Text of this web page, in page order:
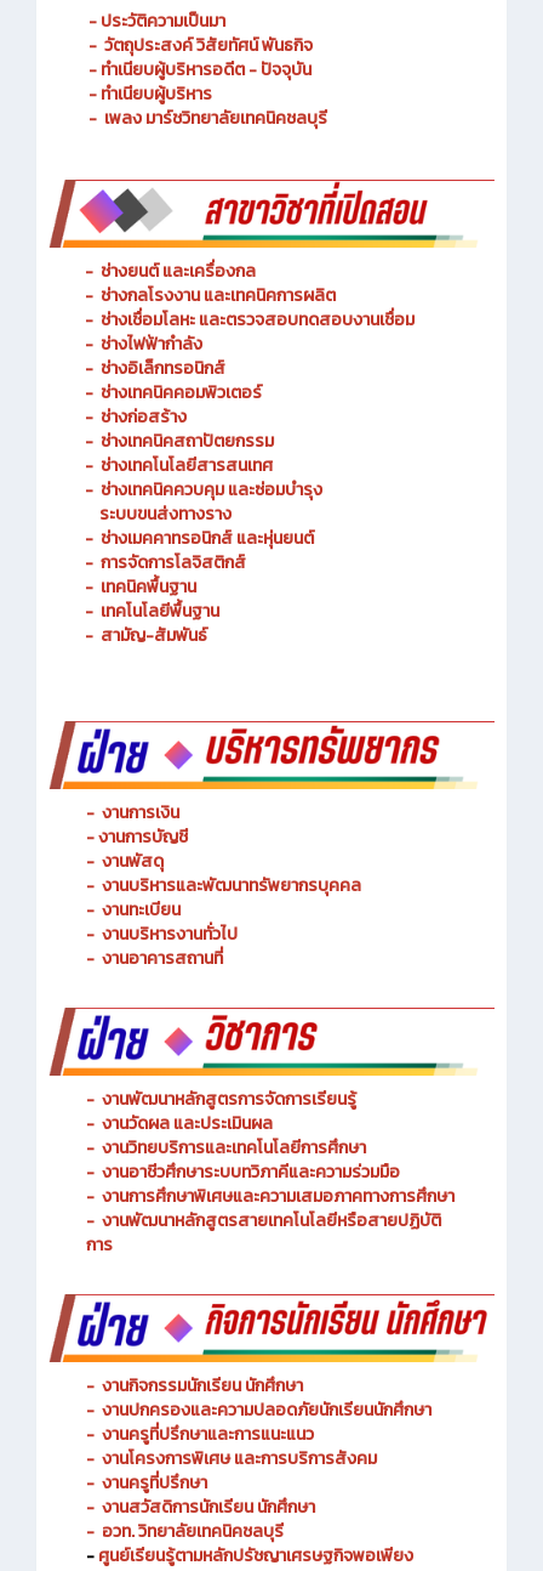
- ประวัติความเป็นมา
- วัตถุประสงค์ วิสัยทัศน์ พันธกิจ
- ทำเนียบผู้บริหารอดีต - ปัจจุบัน
- ทำเนียบผู้บริหาร
- เพลง มาร์ชวิทยาลัยเทคนิคชลบุรี
- ช่างยนต์ และเครื่องกล
- ช่างกลโรงงาน และเทคนิคการผลิต
- ช่างเชื่อมโลหะ และตรวจสอบทดสอบงานเชื่อม
- ช่างไฟฟ้ากำลัง
- ช่างอิเล็กทรอนิกส์
- ช่างเทคนิคคอมพิวเตอร์
- ช่างก่อสร้าง
- ช่างเทคนิคสถาปัตยกรรม
- ช่างเทคโนโลยีสารสนเทศ
- ช่างเทคนิคควบคุม และซ่อมบำรุง
ระบบขนส่งทางราง
- ช่างเมคคาทรอนิกส์ และหุ่นยนต์
- การจัดการโลจิสติกส์
- เทคนิคพื้นฐาน
- เทคโนโลยีพื้นฐาน
- สามัญ-สัมพันธ์
- งานการเงิน
-งานการบัญชี
- งานพัสดุ
- งานบริหารและพัฒนาทรัพยากรบุคคล
- งานทะเบียน
- งานบริหารงานทั่วไป
- งานอาคารสถานที่
- งานพัฒนาหลักสูตรการจัดการเรียนรู้
- งานวัดผล และประเมินผล
- งานวิทยบริการและเทคโนโลยีการศึกษา
- งานอาชีวศึกษาระบบทวิภาคีและความร่วมมือ
- งานการศึกษาพิเศษและความเสมอภาคทางการศึกษา
- งานพัฒนาหลักสูตรสายเทคโนโลยีหรือสายปฏิบัติ
การ
- งานกิจกรรมนักเรียน นักศึกษา
- งานปกครองและความปลอดภัยนักเรียนนักศึกษา
- งานครูที่ปรึกษาและการแนะแนว
- งานโครงการพิเศษ และการบริการสังคม
- งานครูที่ปรึกษา
- งานสวัสดิการนักเรียน นักศึกษา
- อวท. วิทยาลัยเทคนิคชลบุรี
-ศูนย์เรียนรู้ตามหลักปรัชญาเศรษฐกิจพอเพียง